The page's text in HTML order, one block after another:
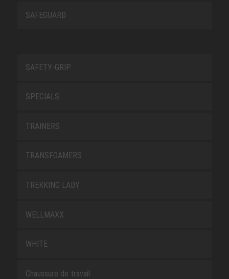
SAFEGUARD
SAFETY-GRIP
SPECIALS
TRAINERS
TRANSFOAMERS
TREKKING LADY
WELLMAXX
WHITE
Chaussure de travail